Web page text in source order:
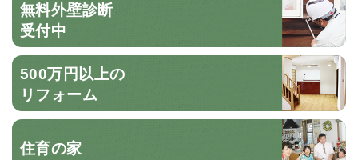
無料外壁診断
受付中
500万円以上の
リフォーム
住育の家